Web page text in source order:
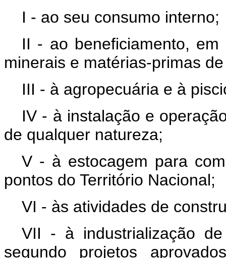
I - ao seu consumo interno;
II - ao beneficiamento,
minerais e matérias-primas
III - à agropecuária e à
IV - à instalação e
de qualquer natureza;
V - à estocagem para
pontos do Território Nacional;
VI - às atividades de
VII - à industrialização
segundo projetos